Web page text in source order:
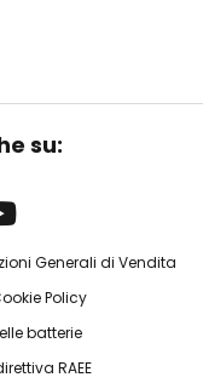
su:
Generali di Vendita
Policy
batterie
RAEE